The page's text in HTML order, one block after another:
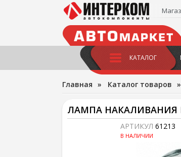
КАТАЛОГ
Главная » Каталог товаров
ЛАМПА НАКАЛИВАНИЯ
АРТИКУЛ 61213
В НАЛИЧИИ